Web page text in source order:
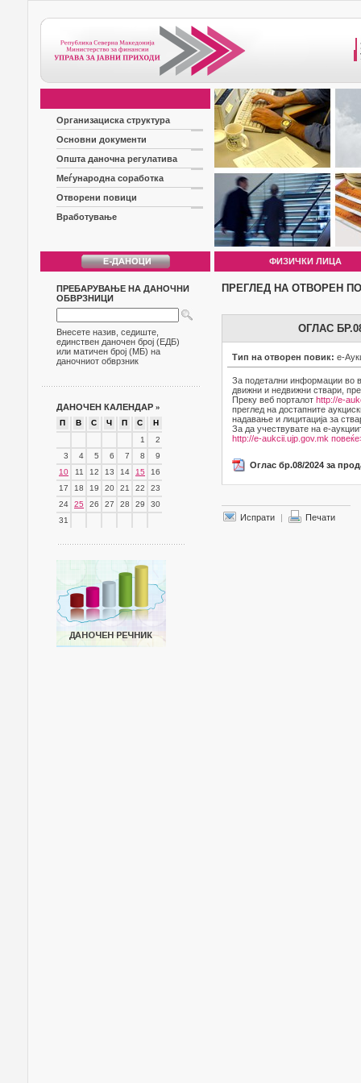
Организациска структура
Основни документи
Општа даночна регулатива
Меѓународна соработка
Отворени повици
Вработување
ФИЗИЧКИ ЛИЦА
ПРЕБАРУВАЊЕ НА ДАНОЧНИ
ОБВРЗНИЦИ
Внесете назив, седиште,
единствен даночен број (ЕДБ)
или матичен број (МБ) на
даночниот обврзник
ДАНОЧЕН КАЛЕНДАР »
П В С Ч П С
Н
1
2
3
4 5 6 7 8
9
10
11 12 13 14 15
16
17
18 19 20 21 22
23
24
25 26 27 28 29
30
31
ПРЕГЛЕД НА ОТВОРЕН
ОГЛАС
Тип на отворен повик: е-
За подетални информации во
движни и недвижни ствари,
Преку веб порталот http://e-
преглед на достапните
надавање и лицитација за
За да учествувате на е-
http://e-aukcii.ujp.gov.mk
Оглас бр.08/2024 за
Испрати | Печати